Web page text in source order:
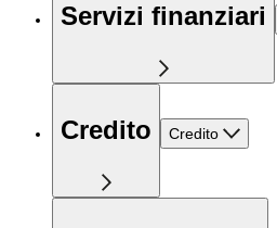
Servizi finanziari
Credito Credito